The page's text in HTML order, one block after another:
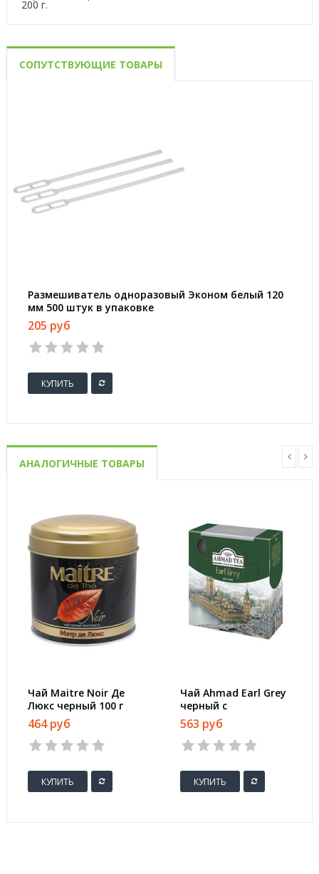
200 г.
СОПУТСТВУЮЩИЕ ТОВАРЫ
Размешиватель одноразовый Эконом белый 120
мм 500 штук в упаковке
205 руб
КУПИТЬ
АНАЛОГИЧНЫЕ ТОВАРЫ
Чай Maitre Noir Де
Люкс черный 100 г
464 руб
КУПИТЬ
Чай Ahmad Earl Grey
черный с
бергамотом 100
пакетиков
563 руб
КУПИТЬ